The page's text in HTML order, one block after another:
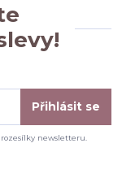
Přihlásit se
newsletteru.